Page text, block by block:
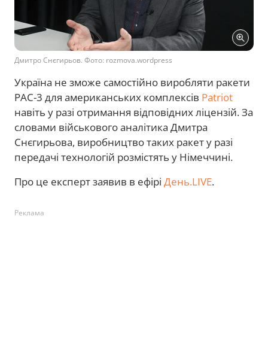
Дмитро Снєгирьов. Фото: rozmova.wordpress
Україна не зможе самостійно виробляти ракети
PAC-3 для американських комплексів Patriot
навіть у разі отримання відповідних ліцензій. За
словами військового аналітика Дмитра
Снєгирьова, виробництво таких ракет у разі
передачі технологій розмістять у Німеччині.
Про це експерт заявив в ефірі День.LIVE.
Реклама